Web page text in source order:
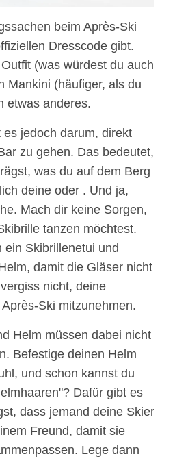
beim Après-Ski
Dresscode gibt.
(was würdest du auch
Mankini (häufiger, als du
etwas anderes.
jedoch darum, direkt
zu gehen. Das bedeutet,
was du auf dem Berg
deine oder . Und ja,
Mach dir keine Sorgen,
tanzen möchtest.
ein Skibrillenetui und
damit die Gläser nicht
nicht, deine
Ski mitzunehmen.
Helm müssen dabei nicht
Befestige deinen Helm
und schon kannst du
Dafür gibt es
dass jemand deine Skier
Freund, damit sie
Lege dann